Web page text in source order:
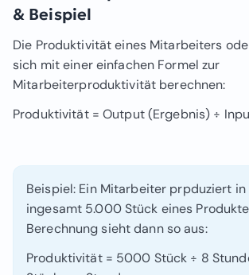
& Beispiel
Die Produktivität eines Mitarbeiters
sich mit einer einfachen Formel zur
Mitarbeiterproduktivität berechnen:
Produktivität = Output (Ergebnis) ÷
Beispiel: Ein Mitarbeiter prpduziert in
ingesamt 5.000 Stück eines
Berechnung sieht dann so aus:
Produktivität = 5000 Stück ÷ 8